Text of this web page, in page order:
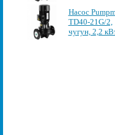
Насос
TD40-21G/2,
чугун, 2,2